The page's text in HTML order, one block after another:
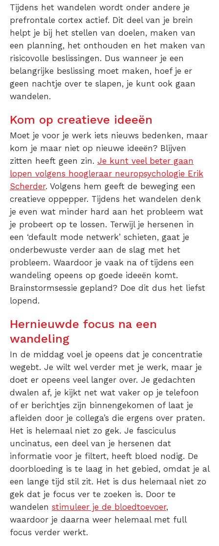
Tijdens het wandelen wordt onder andere je
prefrontale cortex actief. Dit deel van je brein
helpt je bij het stellen van doelen, maken van
een planning, het onthouden en het maken van
risicovolle beslissingen. Dus wanneer je een
belangrijke beslissing moet maken, hoef je er
geen nachtje over te slapen, je kunt ook gaan
wandelen.
Kom op creatieve ideeën
Moet je voor je werk iets nieuws bedenken, maar
kom je maar niet op nieuwe ideeën? Blijven
zitten heeft geen zin. Je kunt veel beter gaan
lopen volgens hoogleraar neuropsychologie Erik
Scherder. Volgens hem geeft de beweging een
creatieve oppepper. Tijdens het wandelen denk
je even wat minder hard aan het probleem wat
je probeert op te lossen. Terwijl je hersenen in
een ‘default mode netwerk’ schieten, gaat je
onderbewuste verder aan de slag met het
probleem. Waardoor je vaak na of tijdens een
wandeling opeens op goede ideeën komt.
Brainstormsessie gepland? Doe dit dus het liefst
lopend.
Hernieuwde focus na een
wandeling
In de middag voel je opeens dat je concentratie
wegebt. Je wilt wel verder met je werk, maar je
doet er opeens veel langer over. Je gedachten
dwalen af, je kijkt net wat vaker op je telefoon
of er berichtjes zijn binnengekomen of laat je
afleiden door je collega’s die ergens over praten.
Het is helemaal niet zo gek. Je fasciculus
uncinatus, een deel van je hersenen dat
informatie voor je filtert, heeft bloed nodig. De
doorbloeding is te laag in het gebied, omdat je al
een lange tijd stil zit. Het is dus helemaal niet zo
gek dat je focus ver te zoeken is. Door te
wandelen stimuleer je de bloedtoevoer,
waardoor je daarna weer helemaal met full
focus verder werkt.